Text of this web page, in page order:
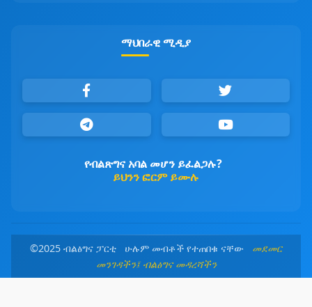
ማህበራዊ ሚዲያ
የብልጽግና አባል መሆን ይፈልጋሉ?
ይህንን ፎርም ይሙሉ
©2025 ብልፅግና ፓርቲ ሁሉም መብቶች የተጠበቁ ናቸው መደመር
መንገዳችን፤ ብልፅግና መዳረሻችን